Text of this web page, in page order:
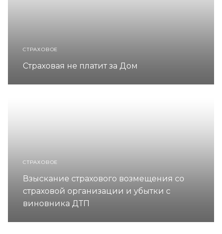
СТРАХОВОЕ
Страховая не платит за Дом
СТРАХОВОЕ
Взыскание страхового возмещения со
страховой организации и убытки с
виновника ДТП